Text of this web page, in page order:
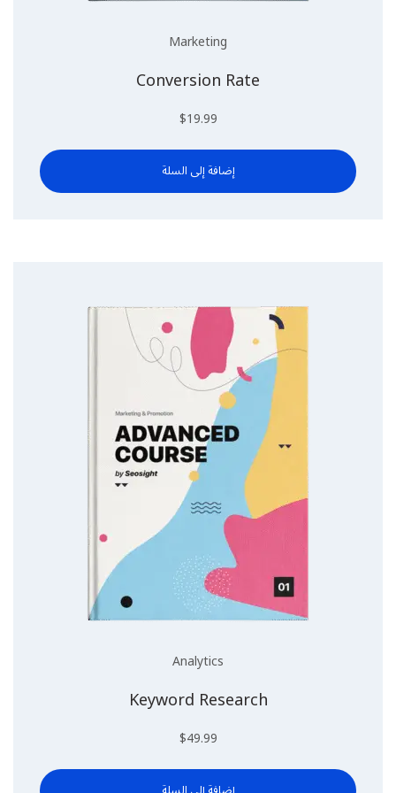
Marketing
Conversion Rate
$19.99
إضافة إلى السلة
Analytics
Keyword Research
$49.99